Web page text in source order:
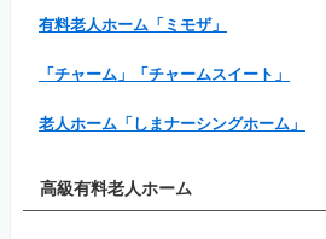
有料老人ホーム「ミモザ」
「チャーム」「チャームスイート」
老人ホーム「しまナーシングホーム」
高級有料老人ホーム